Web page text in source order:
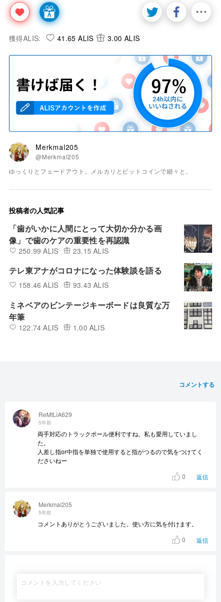
獲得ALIS: 41.65 ALIS 3.00 ALIS
Merkmal205
@Merkmal205
ゆっくりとフェードアウト。メルカリとビットコインで細々と。
投稿者の人気記事
「歯がいかに人間にとって大切か分かる画
像」で歯のケアの重要性を再認識
250.99 ALIS 23.15 ALIS
テレ東アナがコロナになった体験談を語る
158.46 ALIS 93.43 ALIS
ミネベアのビンテージキーボードは良質な万
年筆
122.74 ALIS 1.00 ALIS
コメントする
Merkmal205
5年前
コメントありがとうございました。使い方に気を付けます。
0
返信
ReMtLiA629
5年前
両手対応のトラックボール便利ですね。私も愛用していまし
た。
人差し指or中指を単独で使用すると指がつるので気をつけてく
ださいねー
0
返信